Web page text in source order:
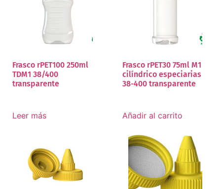
Frasco rPET100 250ml
TDM1 38/400
transparente
Leer más
Frasco rPET30 75ml M1
cilíndrico especiarias
38-400 transparente
Añadir al carrito